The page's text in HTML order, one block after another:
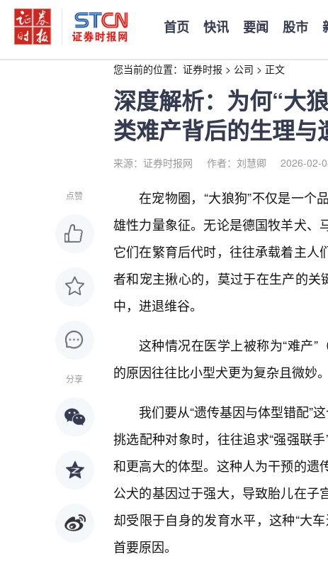
首页 快讯 要闻 股市
您当前的位置： 证券时报 > 公司 > 正文
深度解析：为何“大
类难产背后的生理与
来源：证券时报网 作者：刘慧卿 2026-02-
点赞
分享
在宠物圈，“大狼狗”不仅是一个
雄性力量象征。无论是德国牧羊犬、
它们在繁育后代时，往往承载着主人
者和宠主揪心的，莫过于在生产的关
中，进退维谷。
这种情况在医学上被称为“难产
的原因往往比小型犬更为复杂且微妙。
我们要从“遗传基因与体型错配”
挑选配种对象时，往往追求“强强联
和更高大的体型。这种人为干预的遗
公犬的基因过于强大，导致胎儿在子
却受限于自身的发育水平，这种“大
首要原因。